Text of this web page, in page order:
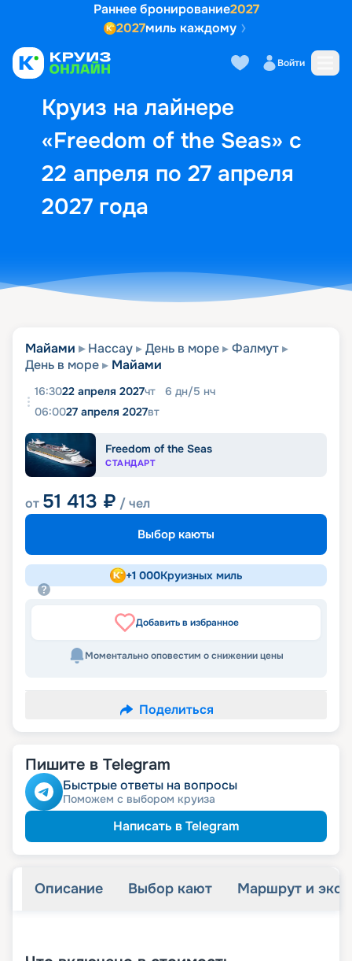
Раннее бронирование2027
2027миль каждому
Войти
Круиз на лайнере
«Freedom of the Seas» с
22 апреля по 27 апреля
2027 года
Выбор кают Маршрут и
Майами Нассау День в море
Фалмут
День в море
Майами
16:3022 апреля 2027чт 6 дн/5 нч
06:0027 апреля 2027вт
Freedom of the Seas
СТАНДАРТ
от 51 413 ₽ / чел
Выбор каюты
+1 000Круизных миль
Добавить в избранное
Моментально оповестим о снижении цены
Поделиться
Пишите в Telegram
Быстрые ответы на вопросы
Поможем с выбором круиза
Написать в Telegram
Описание Выбор кают Маршрут и